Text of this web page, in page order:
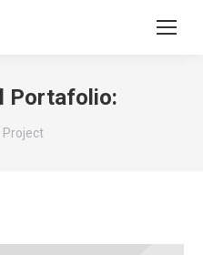
Portafolio:
Project